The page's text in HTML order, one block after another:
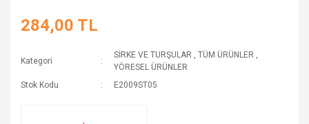
284,00 TL
Kategori
SİRKE VE TURŞULAR ,TÜM ÜRÜNLER ,
YÖRESEL ÜRÜNLER
Stok Kodu
E2009ST05